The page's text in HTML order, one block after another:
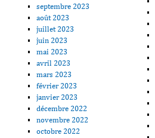
septembre 2023
août 2023
juillet 2023
juin 2023
mai 2023
avril 2023
mars 2023
février 2023
janvier 2023
décembre 2022
novembre 2022
octobre 2022